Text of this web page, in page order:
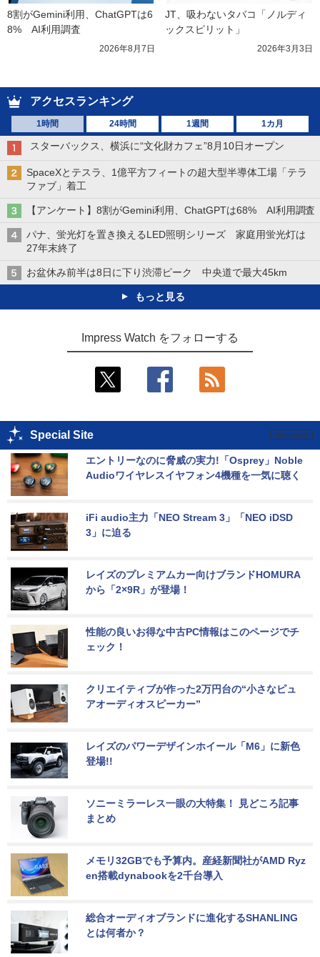
8割がGemini利用、ChatGPTは6
8%　AI利用調査
2026年8月7日
JT、吸わないタバコ「ノルディ
ックスピリット」
2026年3月3日
アクセスランキング
1時間 24時間 1週間 1カ月
スターバックス、横浜に“文化財カフェ”8月10日オープン
SpaceXとテスラ、1億平方フィートの超大型半導体工場「テラ
ファブ」着工
【アンケート】8割がGemini利用、ChatGPTは68% AI利用調査
パナ、蛍光灯を置き換えるLED照明シリーズ 家庭用蛍光灯は
27年末終了
お盆休み前半は8日に下り渋滞ピーク 中央道で最大45km
もっと見る
Impress Watch をフォローする
Special Site
エントリーなのに脅威の実力!「Osprey」Noble
Audioワイヤレスイヤフォン4機種を一気に聴く
iFi audio主力「NEO Stream 3」「NEO iDSD
3」に迫る
レイズのプレミアムカー向けブランドHOMURA
から「2×9R」が登場！
性能の良いお得な中古PC情報はこのページでチ
ェック！
クリエイティブが作った2万円台の“小さなピュ
アオーディオスピーカー”
レイズのパワーデザインホイール「M6」に新色
登場!!
ソニーミラーレス一眼の大特集！ 見どころ記事
まとめ
メモリ32GBでも予算内。産経新聞社がAMD Ryz
en搭載dynabookを2千台導入
総合オーディオブランドに進化するSHANLING
とは何者か？